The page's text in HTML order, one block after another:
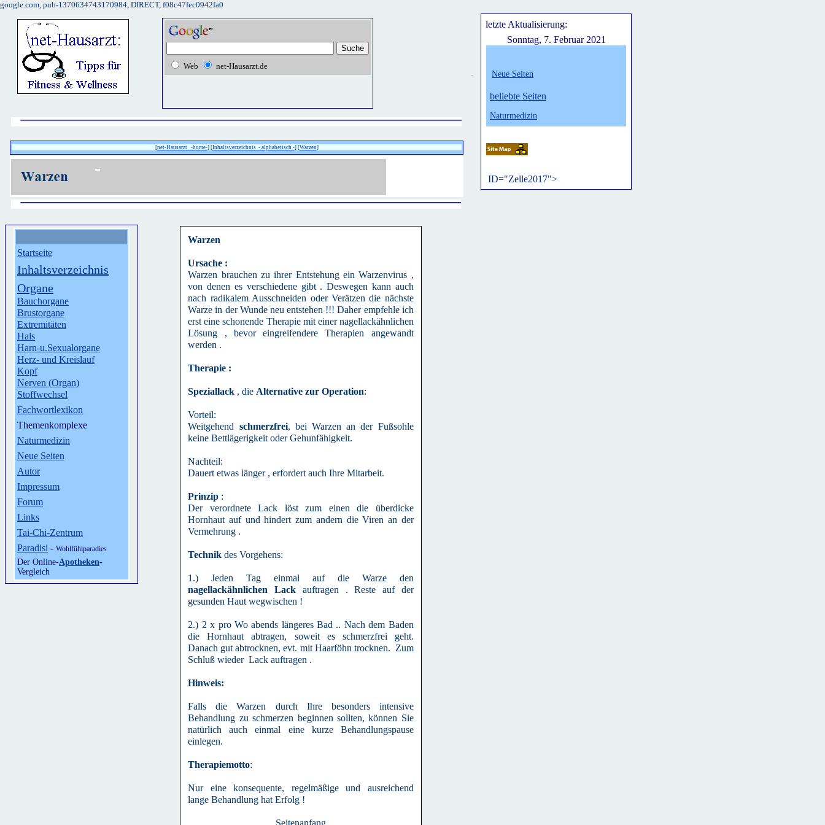
google.com, pub-1370634743170984, DIRECT, f08c47fec0942fa0
Web net-Hausarzt.de
[net-Hausarzt -home-] [Inhaltsverzeichnis - alphabetisch -] [Warzen]
letzte Aktualisierung:
Sonntag, 7. Februar 2021
Neue Seiten
beliebte Seiten
Naturmedizin
ID="Zelle2017">
Startseite
Inhaltsverzeichnis
Organe
Bauchorgane
Brustorgane
Extremitäten
Hals
Harn-u.Sexualorgane
Herz- und Kreislauf
Kopf
Nerven (Organ)
Stoffwechsel
Fachwortlexikon
Themenkomplexe
Naturmedizin
Neue Seiten
Autor
Impressum
Forum
Links
Tai-Chi-Zentrum
Paradisi - Wohlfühlparadies
Der Online-Apotheken-
Vergleich
Warzen
Ursache :
Warzen brauchen zu ihrer Entstehung ein Warzenvirus ,
von denen es verschiedene gibt . Deswegen kann auch
nach radikalem Ausschneiden oder Verätzen die nächste
Warze in der Wunde neu entstehen !!! Daher empfehle ich
erst eine schonende Therapie mit einer nagellackähnlichen
Lösung , bevor eingreifendere Therapien angewandt
werden .
Therapie :
Speziallack , die Alternative zur Operation:
Vorteil:
Weitgehend schmerzfrei, bei Warzen an der Fußsohle
keine Bettlägerigkeit oder Gehunfähigkeit.
Nachteil:
Dauert etwas länger , erfordert auch Ihre Mitarbeit.
Prinzip :
Der verordnete Lack löst zum einen die überdicke
Hornhaut auf und hindert zum andern die Viren an der
Vermehrung .
Technikdes Vorgehens:
1.) Jeden Tag einmal auf die Warze den
nagellackähnlichen Lack auftragen . Reste auf der
gesunden Haut wegwischen !
2.) 2 x pro Wo abends längeres Bad .. Nach dem Baden
die Hornhaut abtragen, soweit es schmerzfrei geht.
Danach gut abtrocknen, evt. mit Haarföhn trocknen. Zum
Schluß wieder Lack auftragen .
Hinweis:
Falls die Warzen durch Ihre besonders intensive
Behandlung zu schmerzen beginnen sollten, können Sie
natürlich auch einmal eine kurze Behandlungspause
einlegen.
Therapiemotto:
Nur eine konsequente, regelmäßige und ausreichend
lange Behandlung hat Erfolg !